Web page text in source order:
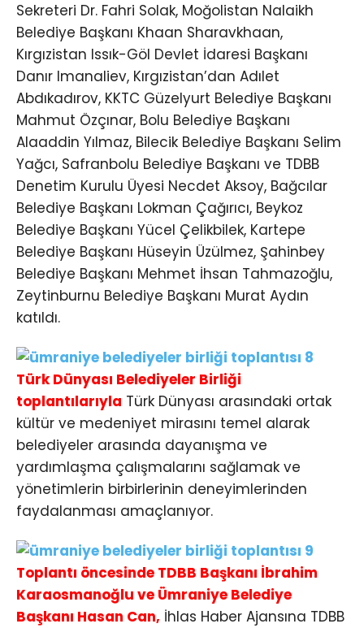
Sekreteri Dr. Fahri Solak, Moğolistan Nalaikh
Belediye Başkanı Khaan Sharavkhaan,
Kırgızistan Issık-Göl Devlet İdaresi Başkanı
Danır Imanaliev, Kırgızistan’dan Adılet
Abdıkadırov, KKTC Güzelyurt Belediye Başkanı
Mahmut Özçınar, Bolu Belediye Başkanı
Alaaddin Yılmaz, Bilecik Belediye Başkanı Selim
Yağcı, Safranbolu Belediye Başkanı ve TDBB
Denetim Kurulu Üyesi Necdet Aksoy, Bağcılar
Belediye Başkanı Lokman Çağırıcı, Beykoz
Belediye Başkanı Yücel Çelikbilek, Kartepe
Belediye Başkanı Hüseyin Üzülmez, Şahinbey
Belediye Başkanı Mehmet İhsan Tahmazoğlu,
Zeytinburnu Belediye Başkanı Murat Aydın
katıldı.
Türk Dünyası Belediyeler Birliği
toplantılarıyla Türk Dünyası arasındaki ortak
kültür ve medeniyet mirasını temel alarak
belediyeler arasında dayanışma ve
yardımlaşma çalışmalarını sağlamak ve
yönetimlerin birbirlerinin deneyimlerinden
faydalanması amaçlanıyor.
Toplantı öncesinde TDBB Başkanı İbrahim
Karaosmanoğlu ve Ümraniye Belediye
Başkanı Hasan Can, İhlas Haber Ajansına TDBB